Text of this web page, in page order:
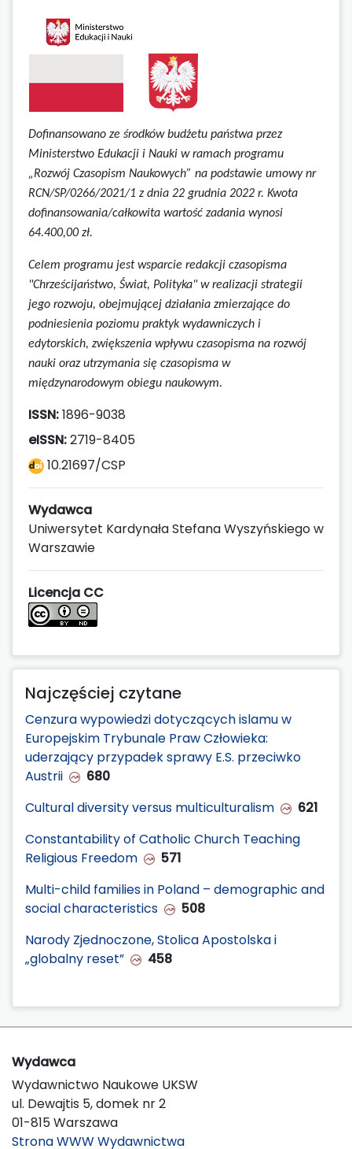
Dofinansowano ze środków budżetu państwa przez
Ministerstwo Edukacji i Nauki w ramach programu
„Rozwój Czasopism Naukowych” na podstawie umowynr
RCN/SP/0266/2021/1 z dnia 22 grudnia 2022 r. Kwota
dofinansowania/całkowita wartość zadania wynosi
64.400,00 zł.
Celem programu jest wsparcie redakcji czasopisma
"Chrześcijaństwo, Świat, Polityka" w realizacji strategii
jego rozwoju, obejmującej działania zmierzające do
podniesienia poziomu praktyk wydawniczych i
edytorskich, zwiększenia wpływu czasopisma na rozwój
nauki oraz utrzymania się czasopisma w
międzynarodowym obiegu naukowym.
ISSN:1896-9038
eISSN:2719-8405
10.21697/CSP
Wydawca
Uniwersytet Kardynała Stefana Wyszyńskiego w
Warszawie
Licencja CC
Najczęściej czytane
Cenzura wypowiedzi dotyczących islamu w
Europejskim Trybunale Praw Człowieka:
uderzający przypadek sprawy E.S. przeciwko
Austrii
680
Cultural diversity versus multiculturalism
621
Constantability of Catholic Church Teaching
Religious Freedom
571
Multi-child families in Poland – demographic and
social characteristics
508
Narody Zjednoczone, Stolica Apostolska i
„globalny reset”
458
Wydawca
Wydawnictwo Naukowe UKSW
ul. Dewajtis 5, domek nr 2
01-815 Warszawa
Strona WWW Wydawnictwa